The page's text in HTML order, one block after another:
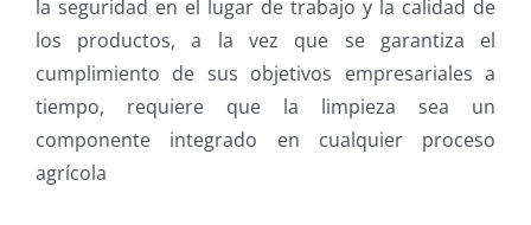
la seguridad en el lugar de trabajo y la calidad de
los productos, a la vez que se garantiza el
cumplimiento de sus objetivos empresariales a
tiempo, requiere que la limpieza sea un
componente integrado en cualquier proceso
agrícola